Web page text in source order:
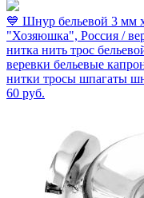
💙 Шнур бельевой 3 мм
"Хозяюшка", Россия /
нитка нить трос
веревки бельевые
нитки тросы шпагаты
60 руб.